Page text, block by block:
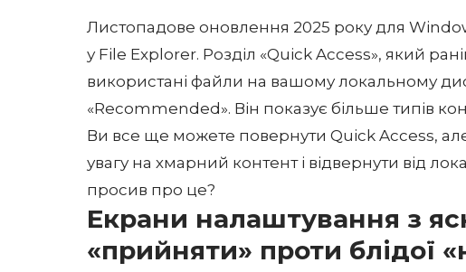
Листопадове оновлення 2025 року для
у File Explorer. Розділ «Quick Access», який
використані файли на вашому локальному
«Recommended». Він показує більше типів
Ви все ще можете повернути Quick Access,
увагу на хмарний контент і відвернути від
просив про це?
Екрани налаштування з
«прийняти» проти блідої